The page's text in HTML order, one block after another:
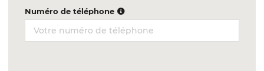
Numéro de téléphone